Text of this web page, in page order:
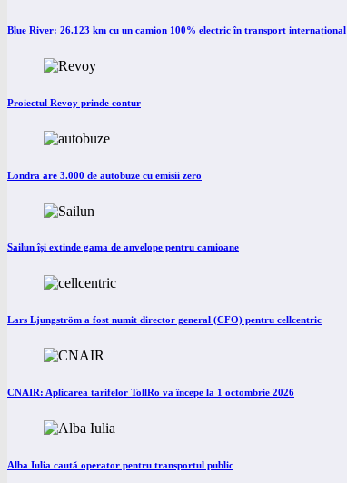
Blue River: 26.123 km cu un camion 100% electric în transport internațional
Proiectul Revoy prinde contur
Londra are 3.000 de autobuze cu emisii zero
Sailun își extinde gama de anvelope pentru camioane
Lars Ljungström a fost numit director general (CFO) pentru cellcentric
CNAIR: Aplicarea tarifelor TollRo va începe la 1 octombrie 2026
Alba Iulia caută operator pentru transportul public